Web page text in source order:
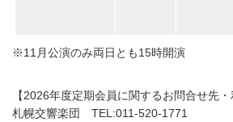
※11月公演のみ両日とも15時開演
【2026年度定期会員に関するお問合せ先・
札幌交響楽団 TEL:011-520-1771